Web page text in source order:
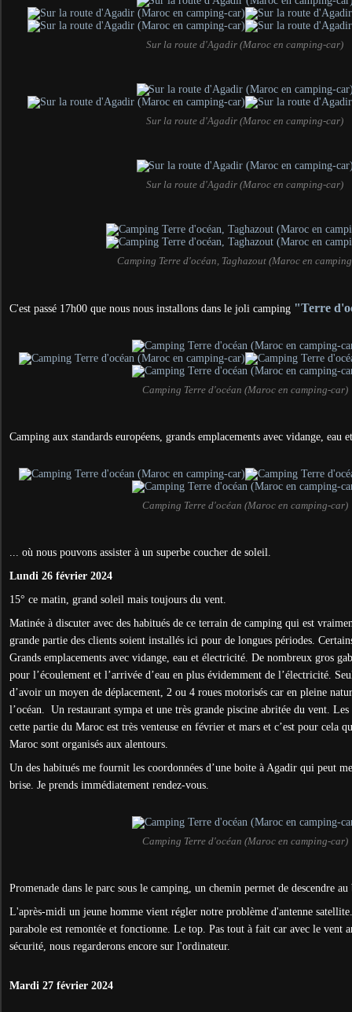
Sur la route d'Agadir (Maroc en camping-car)
Sur la route d'Agadir (Maroc en camping-car)
Sur la route d'Agadir (Maroc en camping-car)
Camping Terre d'océan, Taghazout (Maroc en
C'est passé 17h00 que nous nous installons dans le joli camping "Terre
Camping Terre d'océan (Maroc en camping-car)
Camping aux standards européens, grands emplacements avec vidange, eau
Camping Terre d'océan (Maroc en camping-car)
... où nous pouvons assister à un superbe coucher de soleil.
Lundi 26 février 2024
15° ce matin, grand soleil mais toujours du vent.
Matinée à discuter avec des habitués de ce terrain de camping qui est
grande partie des clients soient installés ici pour de longues périodes.
Grands emplacements avec vidange, eau et électricité. De nombreux gros
pour l’écoulement et l’arrivée d’eau en plus évidemment de l’électricité.
d’avoir un moyen de déplacement, 2 ou 4 roues motorisés car en pleine
l’océan. Un restaurant sympa et une très grande piscine abritée du vent. Les
cette partie du Maroc est très venteuse en février et mars et c’est pour cela
Maroc sont organisés aux alentours.
Un des habitués me fournit les coordonnées d’une boite à Agadir qui peut
brise. Je prends immédiatement rendez-vous.
Camping Terre d'océan (Maroc en camping-car)
Promenade dans le parc sous le camping, un chemin permet de descendre
L'après-midi un jeune homme vient régler notre problème d'antenne
parabole est remontée et fonctionne. Le top. Pas tout à fait car avec le vent
sécurité, nous regarderons encore sur l'ordinateur.
Mardi 27 février 2024